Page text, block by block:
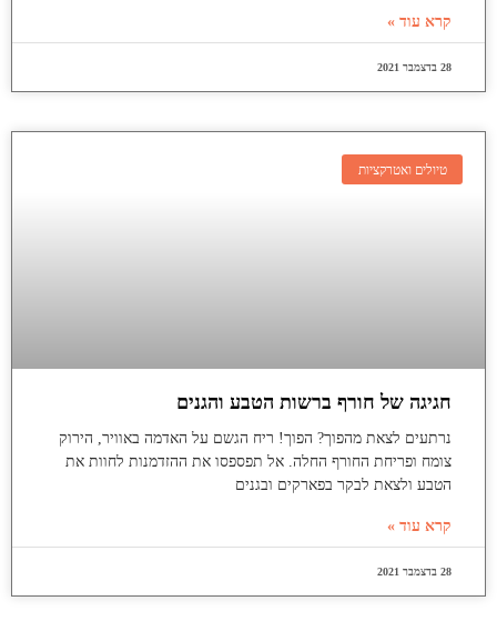
קרא עוד »
28 בדצמבר 2021
טיולים ואטרקציות
חגיגה של חורף ברשות הטבע והגנים
נרתעים לצאת מהפוך? הפוך! ריח הגשם על האדמה באוויר, הירוק
צומח ופריחת החורף החלה. אל תפספסו את ההזדמנות לחוות את
הטבע ולצאת לבקר בפארקים ובגנים
קרא עוד »
28 בדצמבר 2021